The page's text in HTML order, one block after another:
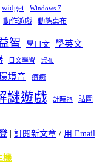
widget Windows 7
動作遊戲 動態桌布
智 學日文 學英文
日文學習 桌布
境音 療癒
謎遊戲 計時器
貼圖
| 訂閱新文章 / 用 Email
機